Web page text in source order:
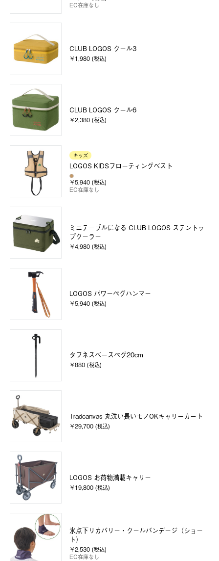
EC在庫なし
CLUB LOGOS クール3
￥1,980 (税込)
CLUB LOGOS クール6
￥2,380 (税込)
キッズ
LOGOS KIDSフローティングベスト
￥5,940 (税込)
EC在庫なし
ミニテーブルになる CLUB LOGOS ステントッ
プクーラー
￥4,980 (税込)
LOGOS パワーペグハンマー
￥5,940 (税込)
タフネスベースペグ20cm
￥880 (税込)
Tradcanvas 丸洗い長いモノOKキャリーカート
￥29,700 (税込)
LOGOS お荷物満載キャリー
￥19,800 (税込)
氷点下リカバリー・クールバンデージ（ショー
ト）
￥2,530 (税込)
EC在庫なし